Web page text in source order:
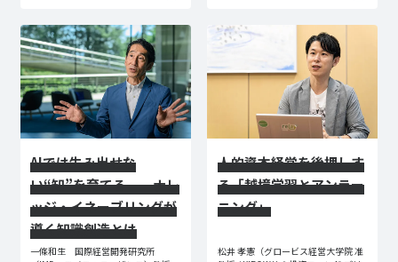
AIでは生み出せな
い“知”を育てる──ナレ
ッジ・イネーブリングが
導く知識創造とは
一條和生 国際経営開発研究所
人的資本経営を後押しす
る「越境学習とアンラー
ニング」
松井 孝憲（グロービス経営大学院 准